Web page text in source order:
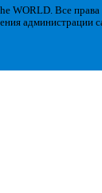
WORLD. Все
администрации